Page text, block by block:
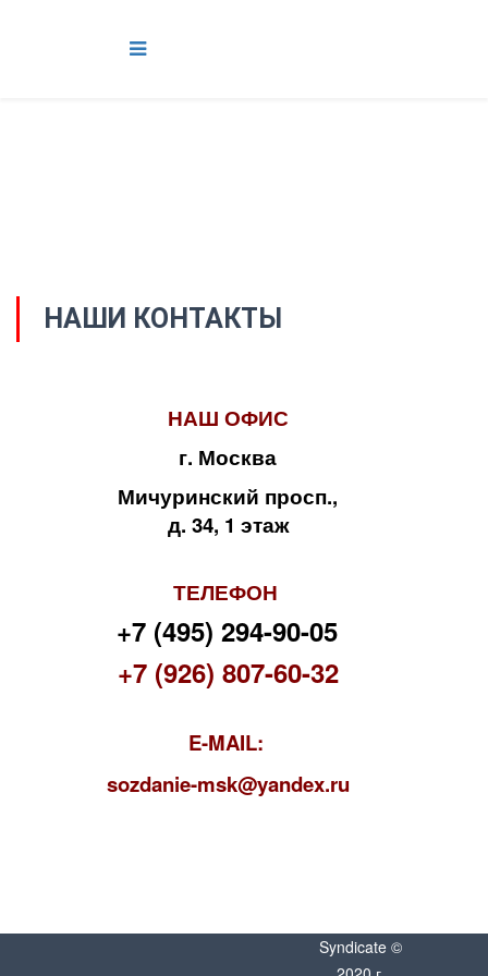
НАШИ КОНТАКТЫ
НАШ ОФИС
г. Москва
Мичуринский просп.,
д. 34, 1 этаж
ТЕЛЕФОН
+7 (495) 294-90-05
+7 (926) 807-60-32
E-MAIL:
sozdanie-msk@yandex.ru
Syndicate ©